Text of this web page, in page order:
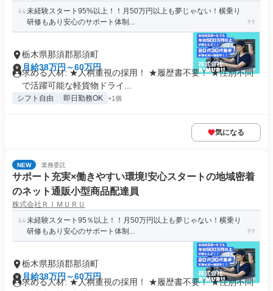
未経験スタート95%以上！！月50万円以上も夢じゃない！横乗り
研修もあり安心のサポート体制...
栃木県那須郡那須町
月給38万円～60万円
求める人材: ★人柄重視の採用！ ★履歴書不要！ ★性別不問
で活躍可能な軽貨物ドライ...
シフト自由 即日勤務OK +1個
気になる
NEW 業務委託
サポート充実×働きやすい環境!安心スタートの地域密着
のネット通販小型商品配達員
株式会社ＲＩＭＵＲＵ
未経験スタート95％以上！！月50万円以上も夢じゃない！横乗り
研修もあり安心のサポート体制...
栃木県那須郡那須町
月給38万円～60万円
求める人材: ★人柄重視の採用！ ★履歴書不要！ ★性別不問